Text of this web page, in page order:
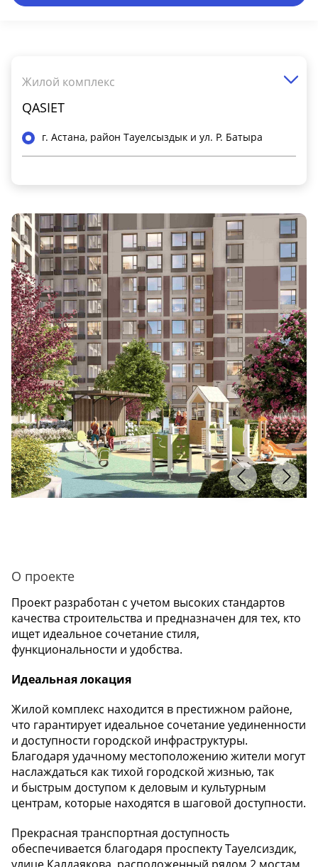
Жилой комплекс
QASIET
г. Астана, район Тауелсыздык и ул. Р. Батыра
Площадь квартир
от 37 - 119 м2
Этажность
9, 12, 16
Высота потолков
3 метра
Паркинг
есть
О проекте
Проект разработан с учетом высоких стандартов
качества строительства и предназначен для тех, кто
ищет идеальное сочетание стиля,
функциональности и удобства.
Идеальная локация
Жилой комплекс находится в престижном районе,
что гарантирует идеальное сочетание уединенности
и доступности городской инфраструктуры.
Благодаря удачному местоположению жители могут
наслаждаться как тихой городской жизнью, так
и быстрым доступом к деловым и культурным
центрам, которые находятся в шаговой доступности.
Прекрасная транспортная доступность
обеспечивается благодаря проспекту Тауелсиздик,